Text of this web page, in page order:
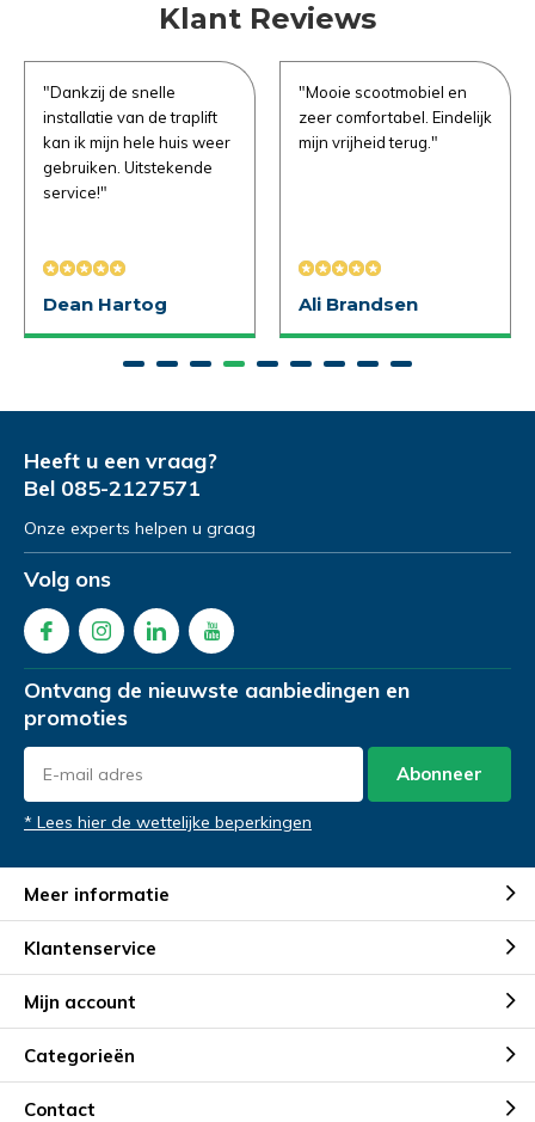
Klant Reviews
"Dankzij de snelle
installatie van de traplift
kan ik mijn hele huis weer
gebruiken. Uitstekende
service!"
Dean Hartog
"Mooie scootmobiel en
zeer comfortabel. Eindelijk
mijn vrijheid terug."
Ali Brandsen
Heeft u een vraag?
Bel 085-2127571
Onze experts helpen u graag
Volg ons
Ontvang de nieuwste aanbiedingen en
promoties
Abonneer
* Lees hier de wettelijke beperkingen
Meer informatie
Klantenservice
Mijn account
Categorieën
Contact
Demonstratie in de showroom
Proefrit aan huis
Emailadres*
Telefoonnummer*
Product Naam
Gewenste datum voor proefrit
Opmerkingen
aanvragen
Demonstratie in de showroom
Gratis slaapadvies aan huis
Emailadres*
Telefoonnummer*
Product Naam
Gewenste datum voor slaapadvies
Opmerkingen
Uitproberen in de
winkel
Gewenste datum voor proefzitten